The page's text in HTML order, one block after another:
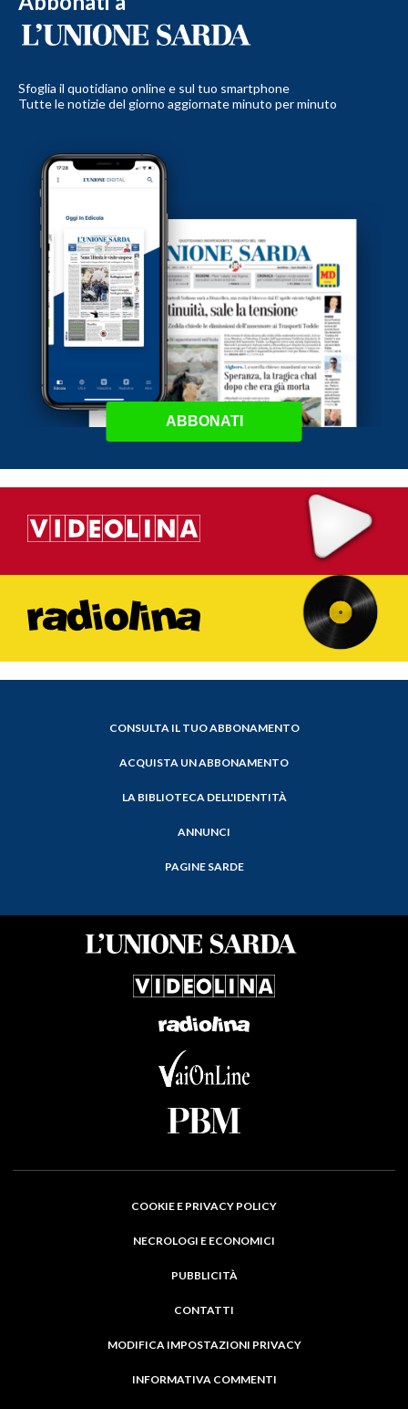
Sfoglia il quotidiano online e sul tuo smartphone
Tutte le notizie del giorno aggiornate minuto per minuto
ABBONATI
CONSULTA IL TUO ABBONAMENTO
ACQUISTA UN ABBONAMENTO
LA BIBLIOTECA DELL'IDENTITÀ
ANNUNCI
PAGINE SARDE
COOKIE E PRIVACY POLICY
NECROLOGI E ECONOMICI
PUBBLICITÀ
CONTATTI
MODIFICA IMPOSTAZIONI PRIVACY
INFORMATIVA COMMENTI